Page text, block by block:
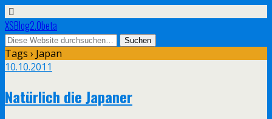
XSBlog2.0beta
Tags › Japan
10.10.2011
Natürlich die Japaner